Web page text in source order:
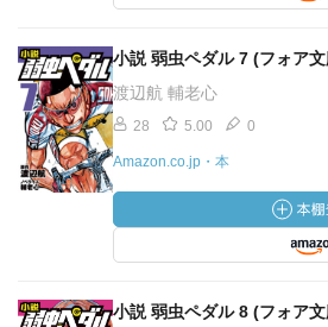
小説 弱虫ペダル 7 (フォア文
渡辺航 輔老心
28 5.00 0
Amazon.co.jp・本
小説 弱虫ペダル 8 (フォア文